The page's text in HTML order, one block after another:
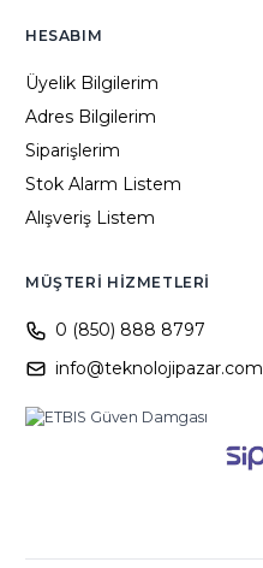
HESABIM
Üyelik Bilgilerim
Adres Bilgilerim
Siparişlerim
Stok Alarm Listem
Alışveriş Listem
MÜŞTERI HIZMETLERI
0 (850) 888 8797
info@teknolojipazar.com